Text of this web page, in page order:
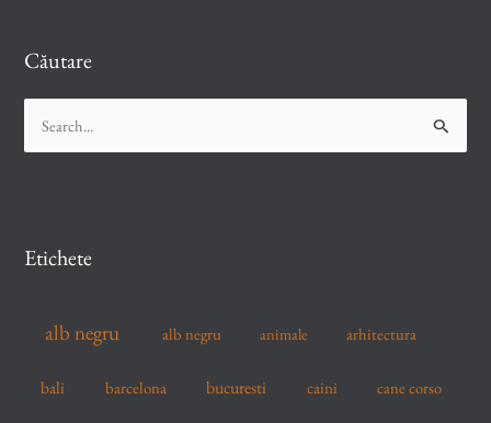
Căutare
e
h
Etichete
alb negru alb negru animale arhitectura
bali barcelona bucuresti caini cane corso